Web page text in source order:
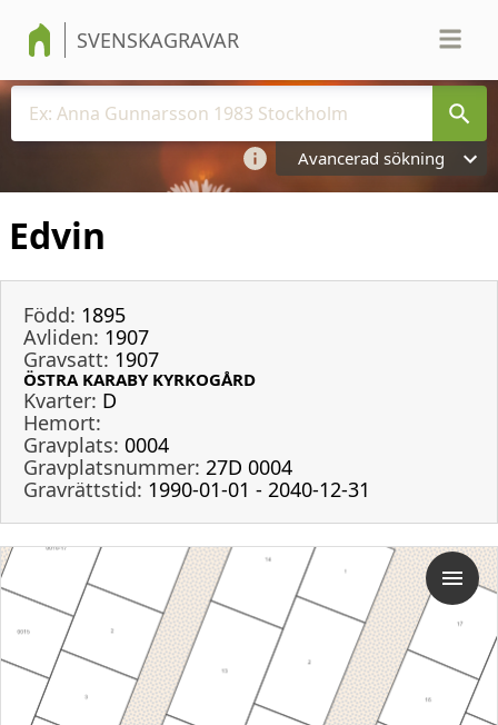
SVENSKAGRAVAR
Avancerad sökning
Edvin
Född: 1895
Avliden: 1907
Gravsatt: 1907
ÖSTRA KARABY KYRKOGÅRD
Kvarter: D
Hemort:
Gravplats: 0004
Gravplatsnummer: 27D 0004
Gravrättstid: 1990-01-01 - 2040-12-31